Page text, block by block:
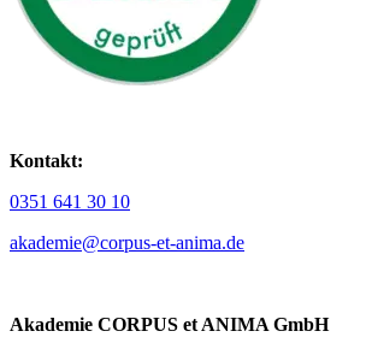
Kontakt:
0351 641 30 10
akademie@corpus-et-anima.de
Akademie CORPUS et ANIMA GmbH